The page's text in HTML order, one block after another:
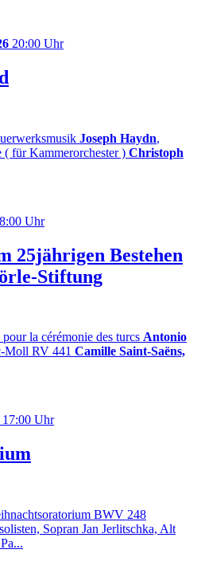
20:00 Uhr
Joseph Haydn,
( für Kammerorchester ) Christoph
Uhr
25jährigen Bestehen
Stiftung
la cérémonie des turcs Antonio
Moll RV 441 Camille Saint-Saëns,
17:00 Uhr
BWV 248
Sopran Jan Jerlitschka, Alt